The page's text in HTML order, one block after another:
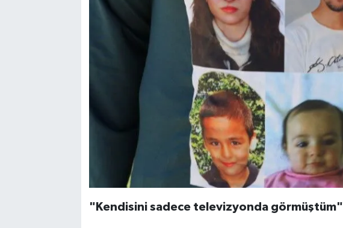
"Kendisini sadece televizyonda görmüştüm"